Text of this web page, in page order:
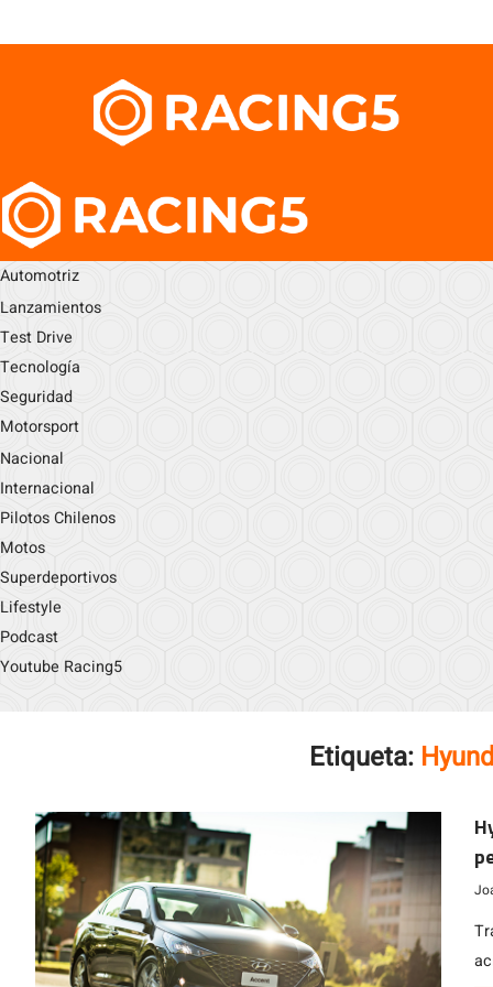
Automotriz
Lanzamientos
Test Drive
Tecnología
Seguridad
Motorsport
Nacional
Internacional
Pilotos Chilenos
Motos
Superdeportivos
Lifestyle
Podcast
Youtube Racing5
Etiqueta: